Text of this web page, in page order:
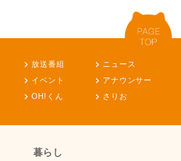
放送番組
ニュース
イベント
アナウンサー
OH!くん さりお
暮らし